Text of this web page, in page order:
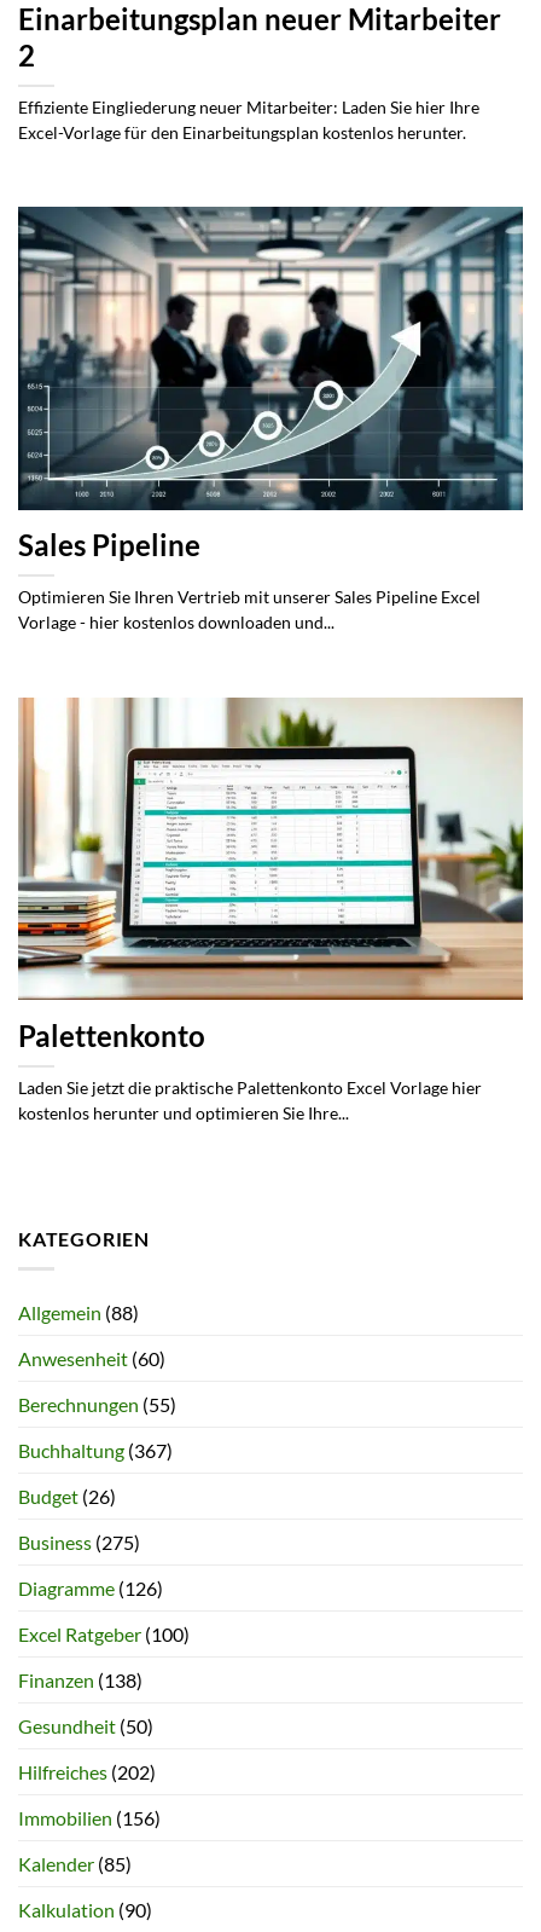
Einarbeitungsplan neuer Mitarbeiter
2
Effiziente Eingliederung neuer Mitarbeiter: Laden Sie hier Ihre
Excel-Vorlage für den Einarbeitungsplan kostenlos herunter.
Sales Pipeline
Optimieren Sie Ihren Vertrieb mit unserer Sales Pipeline Excel
Vorlage - hier kostenlos downloaden und...
Palettenkonto
Laden Sie jetzt die praktische Palettenkonto Excel Vorlage hier
kostenlos herunter und optimieren Sie Ihre...
KATEGORIEN
Allgemein (88)
Anwesenheit (60)
Berechnungen (55)
Buchhaltung (367)
Budget (26)
Business (275)
Diagramme (126)
Excel Ratgeber (100)
Finanzen (138)
Gesundheit (50)
Hilfreiches (202)
Immobilien (156)
Kalender (85)
Kalkulation (90)